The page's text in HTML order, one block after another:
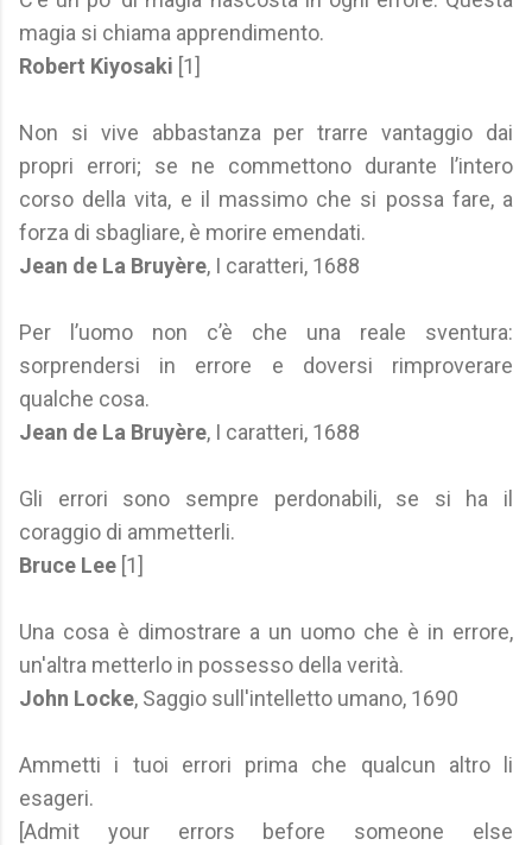
magia si chiama apprendimento.
Robert Kiyosaki [1]
Non si vive abbastanza per trarre vantaggio dai
propri errori; se ne commettono durante l’intero
corso della vita, e il massimo che si possa fare, a
forza di sbagliare, è morire emendati.
Jean de La Bruyère, I caratteri, 1688
Per l’uomo non c’è che una reale sventura:
sorprendersi in errore e doversi rimproverare
qualche cosa.
Jean de La Bruyère, I caratteri, 1688
Gli errori sono sempre perdonabili, se si ha il
coraggio di ammetterli.
Bruce Lee [1]
Una cosa è dimostrare a un uomo che è in errore,
un'altra metterlo in possesso della verità.
John Locke, Saggio sull'intelletto umano, 1690
Ammetti i tuoi errori prima che qualcun altro li
esageri.
[Admit your errors before someone else